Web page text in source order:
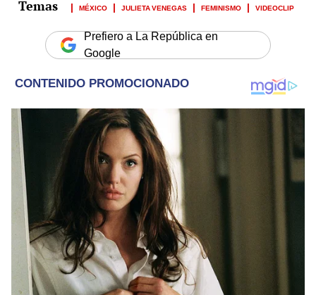
MÉXICO JULIETA VENEGAS FEMINISMO VIDEOCLIP
Prefiero a La República en
Google